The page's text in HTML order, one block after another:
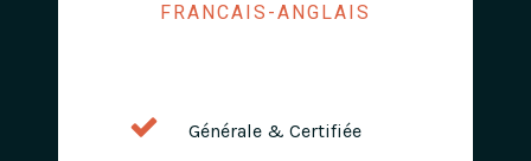
FRANCAIS-ANGLAIS
Générale & Certifiée